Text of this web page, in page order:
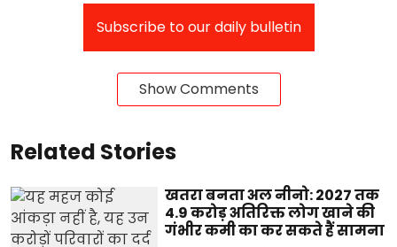
Subscribe to our daily bulletin
Show Comments
Related Stories
खतरा बनता अल नीनो: 2027 तक
4.9 करोड़ अतिरिक्त लोग खाने की
गंभीर कमी का कर सकते हैं सामना